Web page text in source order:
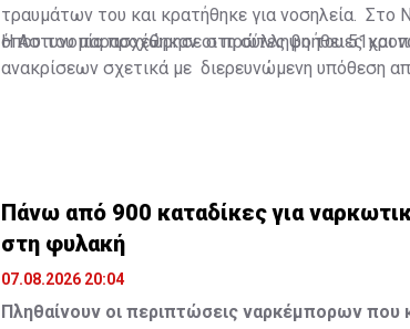
τραυμάτων του και κρατήθηκε για νοσηλεία. Στο
όπου του παρασχέθηκαν οι πρώτες βοήθειες και
Η Αστυνομία προχώρησε στη σύλληψη του
ανακρίσεων σχετικά με διερευνώμενη υπόθεση
Πάνω από 900 καταδίκες για
στη φυλακή
07.08.2026 20:04
Πληθαίνουν οι περιπτώσεις ναρκέμπορων